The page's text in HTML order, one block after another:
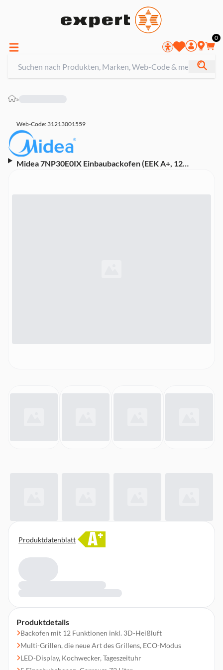
0
»
Web-Code: 31213001559
Midea 7NP30E0IX Einbaubackofen (EEK A+, 12
Produktdetails
Backofen mit 12 Funktionen inkl. 3D-Heißluft
Multi-Grillen, die neue Art des Grillens, ECO-Modus
LED-Display, Kochwecker, Tageszeituhr
A+
Produktdatenblatt